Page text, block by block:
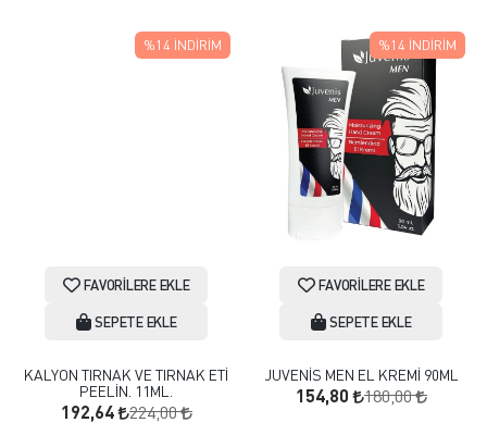
FAVORILERE EKLE
SEPETE EKLE
KALYON TIRNAK VE TIRNAK ETİ
PEELİN. 11ML.
192,64 224,00
%14 İNDIRIM
FAVORILERE EKLE
SEPETE EKLE
JUVENİS MEN EL KREMİ 90ML
154,80 180,00
%14 İNDIRIM